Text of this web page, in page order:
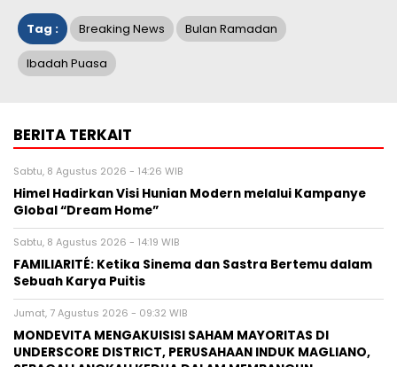
Tag : Breaking News Bulan Ramadan
Ibadah Puasa
BERITA TERKAIT
Sabtu, 8 Agustus 2026 - 14:26 WIB
Himel Hadirkan Visi Hunian Modern melalui Kampanye
Global “Dream Home”
Sabtu, 8 Agustus 2026 - 14:19 WIB
FAMILIARITÉ: Ketika Sinema dan Sastra Bertemu dalam
Sebuah Karya Puitis
Jumat, 7 Agustus 2026 - 09:32 WIB
MONDEVITA MENGAKUISISI SAHAM MAYORITAS DI
UNDERSCORE DISTRICT, PERUSAHAAN INDUK MAGLIANO,